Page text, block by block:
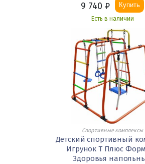
9 740 ₽ Купить
Есть в наличии
Спортивные комплексы
Детский спортивный
Игрунок Т Плюс
Здоровья